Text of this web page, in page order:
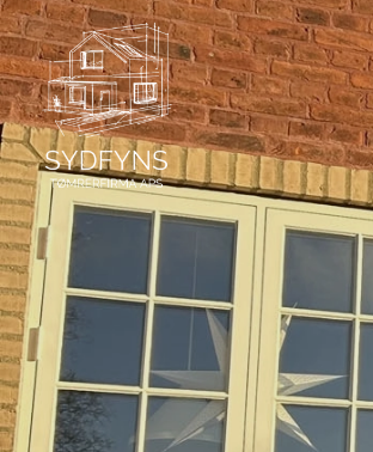
Gå
til
hovedindhold